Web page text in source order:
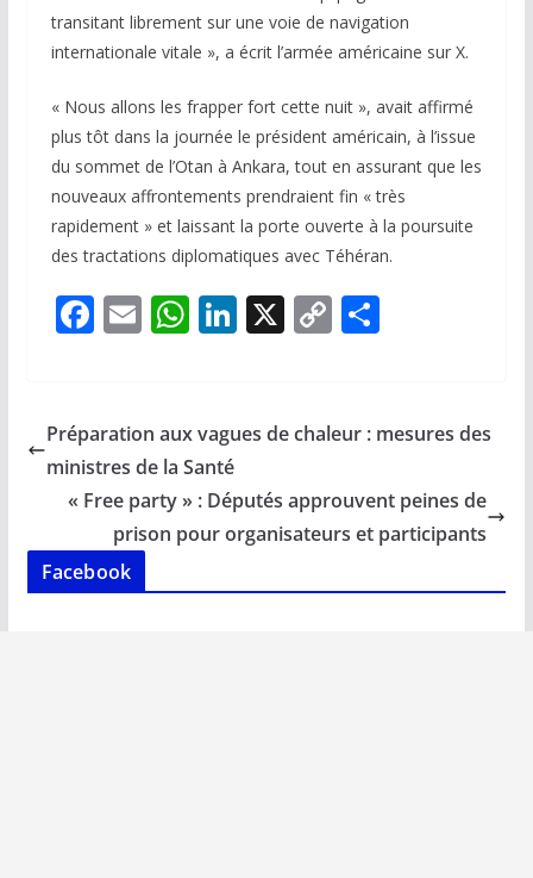
transitant librement sur une voie de navigation
internationale vitale », a écrit l’armée américaine sur X.
« Nous allons les frapper fort cette nuit », avait affirmé
plus tôt dans la journée le président américain, à l’issue
du sommet de l’Otan à Ankara, tout en assurant que les
nouveaux affrontements prendraient fin « très
rapidement » et laissant la porte ouverte à la poursuite
des tractations diplomatiques avec Téhéran.
F
b
o
o
k
E
l
W
s
A
p
p
Li
e
n
X C
y
n
k
P
g
Préparation aux vagues de chaleur : mesures des
ministres de la Santé
« Free party » : Députés approuvent peines de
prison pour organisateurs et participants
Facebook